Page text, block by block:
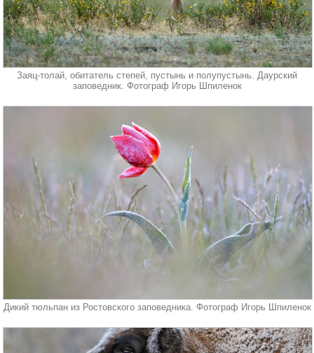
Заяц-толай, обитатель степей, пустынь и полупустынь. Даурский
заповедник. Фотограф Игорь Шпиленок
Дикий тюльпан из Ростовского заповедника. Фотограф Игорь Шпиленок